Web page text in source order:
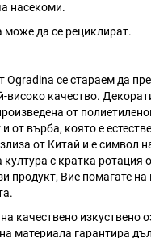
насекоми.
може да се рециклират.
се стараем да
високо качество.
от
от върба, която е
от Китай и е символ
култура с кратка ротация
продукт, Вие помагате на
качествено изкуствено
материала гарантира